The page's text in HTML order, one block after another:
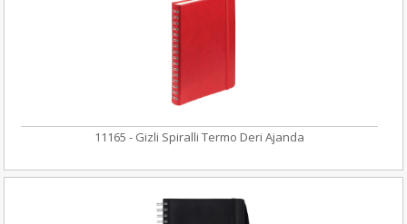
11165 - Gizli Spiralli Termo Deri Ajanda